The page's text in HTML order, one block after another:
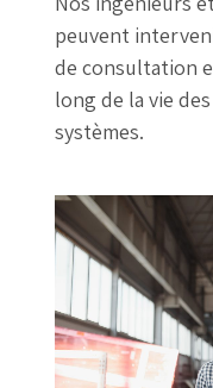
peuvent
de consultation
long de la vie
systèmes.